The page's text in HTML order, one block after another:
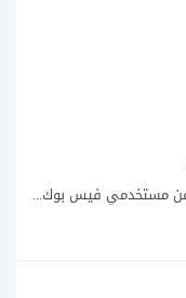
نشر ستوري طويل فيس بوك للايفون الكثير من مستخدمي فيس بوك عند مشاركة فيديو...